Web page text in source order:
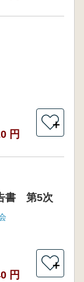
円
＋
書 第5次
円
＋